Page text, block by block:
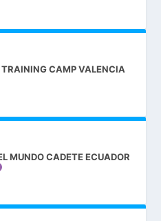
CAMP VALENCIA
MUNDO CADETE ECUADOR